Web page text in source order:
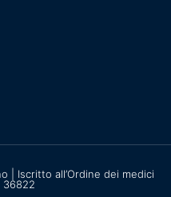
| Iscritto all’Ordine dei medici
36822